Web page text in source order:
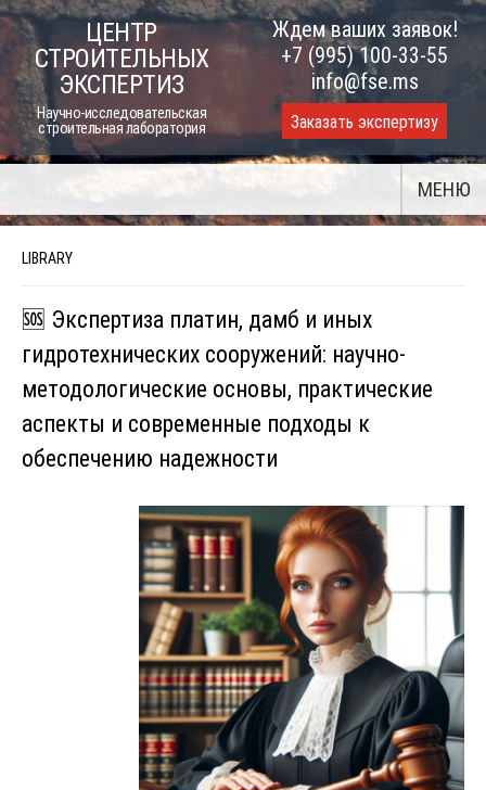
Skip
to
content
ЦЕНТР
СТРОИТЕЛЬНЫХ
ЭКСПЕРТИЗ
Научно-исследовательская
строительная лаборатория
Ждем ваших заявок!
+7 (995) 100-33-55
info@fse.ms
Заказать экспертизу
МЕНЮ
LIBRARY
🆘 Экспертиза платин, дамб и иных
гидротехнических сооружений: научно-
методологические основы, практические
аспекты и современные подходы к
обеспечению надежности